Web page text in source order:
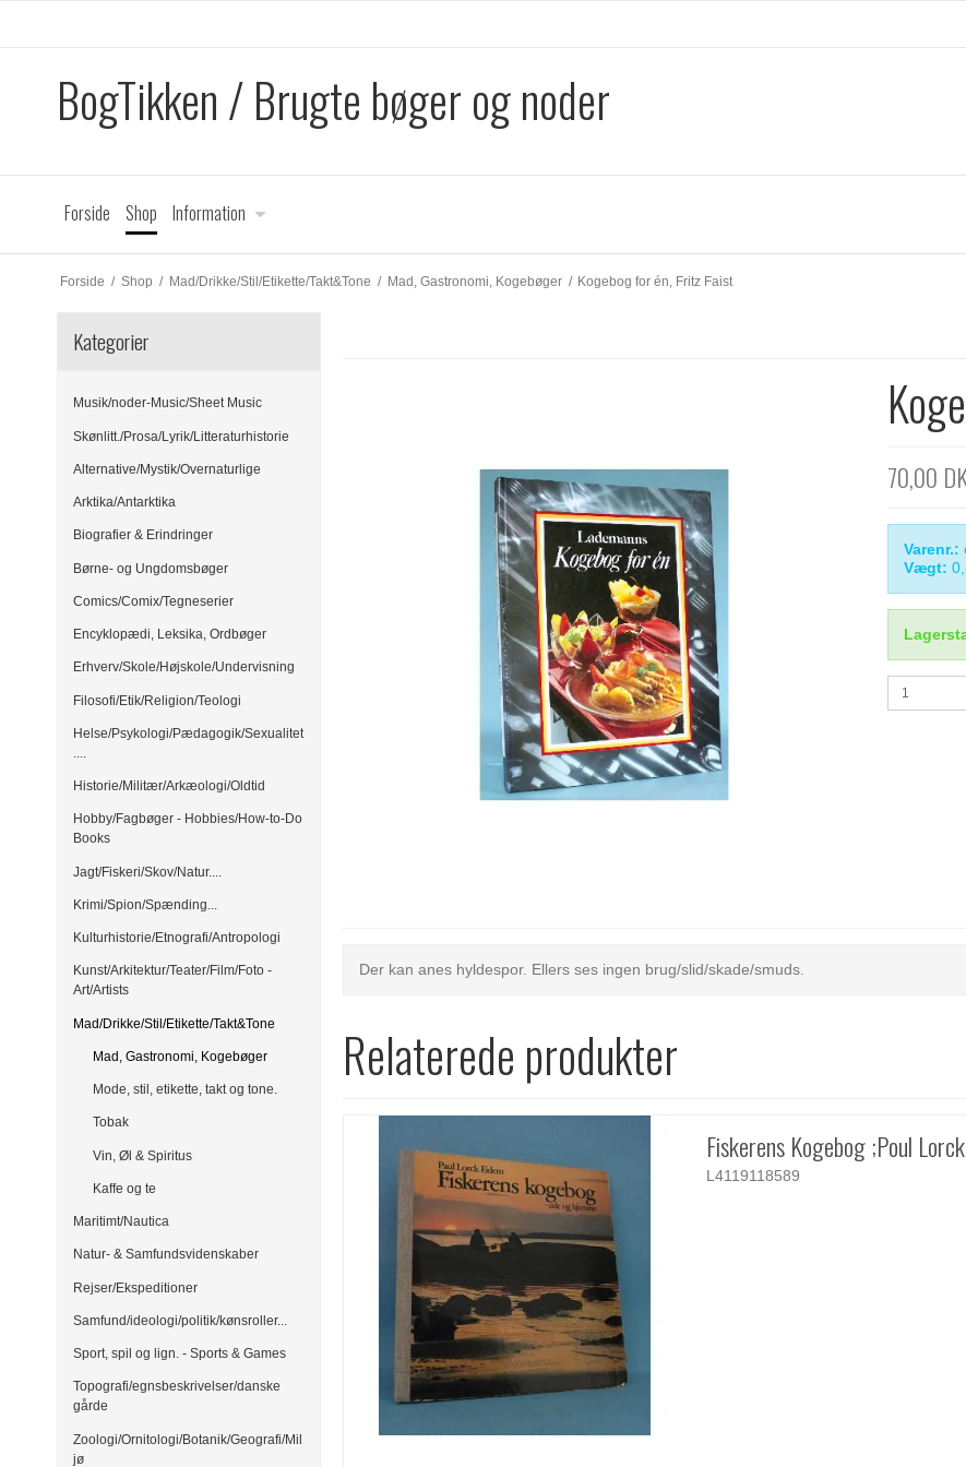
BogTikken / Brugte bøger og noder
Forside Shop Information
Forside / Shop / Mad/Drikke/Stil/Etikette/Takt&Tone / Mad, Gastronomi, Kogebøger / Kogebog for én, Fritz Faist
Kategorier
Musik/noder-Music/Sheet Music
Skønlitt./Prosa/Lyrik/Litteraturhistorie
Alternative/Mystik/Overnaturlige
Arktika/Antarktika
Biografier & Erindringer
Børne- og Ungdomsbøger
Comics/Comix/Tegneserier
Encyklopædi, Leksika, Ordbøger
Erhverv/Skole/Højskole/Undervisning
Filosofi/Etik/Religion/Teologi
Helse/Psykologi/Pædagogik/Sexualitet
....
Historie/Militær/Arkæologi/Oldtid
Hobby/Fagbøger - Hobbies/How-to-Do
Books
Jagt/Fiskeri/Skov/Natur....
Krimi/Spion/Spænding...
Kulturhistorie/Etnografi/Antropologi
Kunst/Arkitektur/Teater/Film/Foto -
Art/Artists
Mad/Drikke/Stil/Etikette/Takt&Tone
Mad, Gastronomi, Kogebøger
Mode, stil, etikette, takt og tone.
Tobak
Vin, Øl & Spiritus
Kaffe og te
Maritimt/Nautica
Natur- & Samfundsvidenskaber
Rejser/Ekspeditioner
Samfund/ideologi/politik/kønsroller...
Sport, spil og lign. - Sports & Games
Topografi/egnsbeskrivelser/danske
gårde
Zoologi/Ornitologi/Botanik/Geografi/Mil
jø
70,00
Varenr.:
Vægt:
Der kan anes hyldespor. Ellers ses ingen brug/slid/skade/smuds.
Relaterede produkter
Fiskerens Kogebog ;Poul
L4119118589